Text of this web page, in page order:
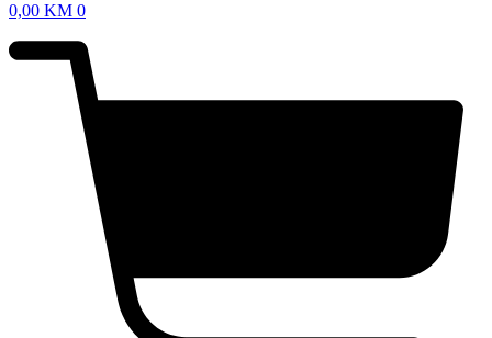
0,00 KM 0